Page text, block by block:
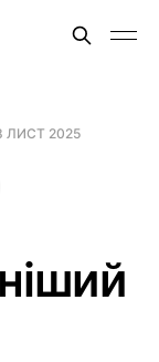
ЛИСТ 2025